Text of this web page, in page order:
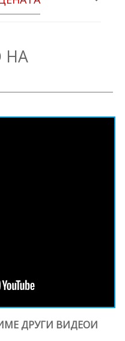
НА
ДРУГИ ВИДЕОИ